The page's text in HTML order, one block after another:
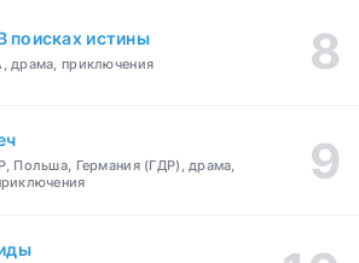
поисках истины
драма, приключения
Польша, Германия (ГДР), драма,